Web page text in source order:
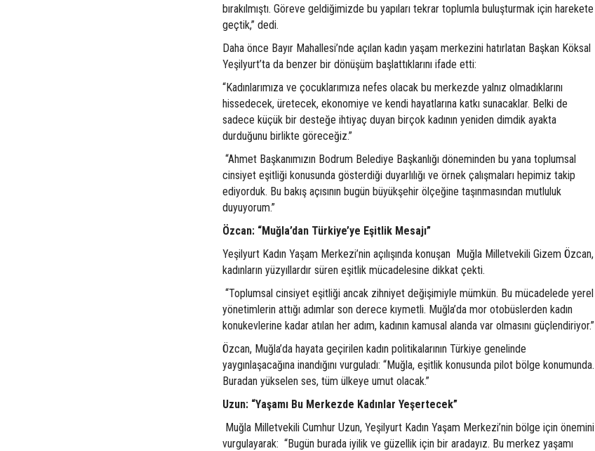
bırakılmıştı. Göreve geldiğimizde bu yapıları tekrar toplumla buluşturmak için harekete
geçtik,” dedi.
Daha önce Bayır Mahallesi’nde açılan kadın yaşam merkezini hatırlatan Başkan Köksal
Yeşilyurt’ta da benzer bir dönüşüm başlattıklarını ifade etti:
“Kadınlarımıza ve çocuklarımıza nefes olacak bu merkezde yalnız olmadıklarını
hissedecek, üretecek, ekonomiye ve kendi hayatlarına katkı sunacaklar. Belki de
sadece küçük bir desteğe ihtiyaç duyan birçok kadının yeniden dimdik ayakta
durduğunu birlikte göreceğiz.”
“Ahmet Başkanımızın Bodrum Belediye Başkanlığı döneminden bu yana toplumsal
cinsiyet eşitliği konusunda gösterdiği duyarlılığı ve örnek çalışmaları hepimiz takip
ediyorduk. Bu bakış açısının bugün büyükşehir ölçeğine taşınmasından mutluluk
duyuyorum.”
Özcan: “Muğla’dan Türkiye’ye Eşitlik Mesajı”
Yeşilyurt Kadın Yaşam Merkezi’nin açılışında konuşan Muğla Milletvekili Gizem Özcan,
kadınların yüzyıllardır süren eşitlik mücadelesine dikkat çekti.
“Toplumsal cinsiyet eşitliği ancak zihniyet değişimiyle mümkün. Bu mücadelede yerel
yönetimlerin attığı adımlar son derece kıymetli. Muğla’da mor otobüslerden kadın
konukevlerine kadar atılan her adım, kadının kamusal alanda var olmasını güçlendiriyor.”
Özcan, Muğla’da hayata geçirilen kadın politikalarının Türkiye genelinde
yaygınlaşacağına inandığını vurguladı: “Muğla, eşitlik konusunda pilot bölge konumunda.
Buradan yükselen ses, tüm ülkeye umut olacak.”
Uzun: “Yaşamı Bu Merkezde Kadınlar Yeşertecek”
Muğla Milletvekili Cumhur Uzun, Yeşilyurt Kadın Yaşam Merkezi’nin bölge için önemini
vurgulayarak: “Bugün burada iyilik ve güzellik için bir aradayız. Bu merkez yaşamı